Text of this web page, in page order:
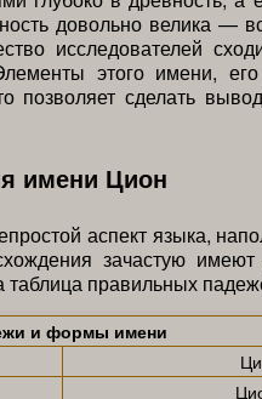
довольно велика —
исследователей
этого имени,
сделать
имени Цион
аспект языка,
зачастую
правильных
и формы имени